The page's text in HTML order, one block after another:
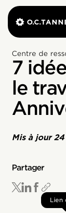
Centre de
7
le
Mis à jour
Partager
Lien